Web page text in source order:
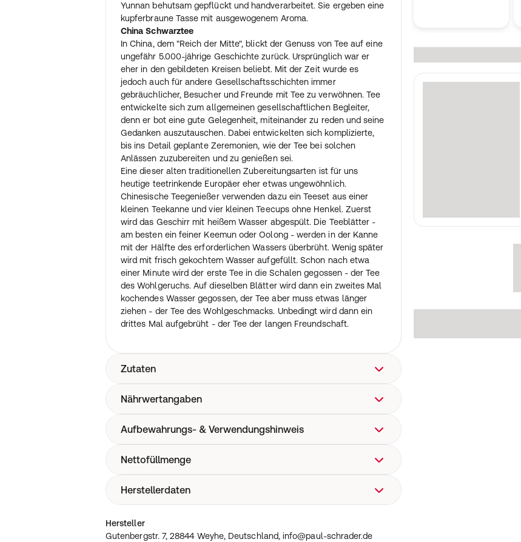
Yunnan behutsam gepflückt und handverarbeitet. Sie ergeben eine
kupferbraune Tasse mit ausgewogenem Aroma.
China Schwarztee
In China, dem "Reich der Mitte", blickt der Genuss von Tee auf eine
ungefähr 5.000-jährige Geschichte zurück. Ursprünglich war er
eher in den gebildeten Kreisen beliebt. Mit der Zeit wurde es
jedoch auch für andere Gesellschaftsschichten immer
gebräuchlicher, Besucher und Freunde mit Tee zu verwöhnen. Tee
entwickelte sich zum allgemeinen gesellschaftlichen Begleiter,
denn er bot eine gute Gelegenheit, miteinander zu reden und seine
Gedanken auszutauschen. Dabei entwickelten sich komplizierte,
bis ins Detail geplante Zeremonien, wie der Tee bei solchen
Anlässen zuzubereiten und zu genießen sei.
Eine dieser alten traditionellen Zubereitungsarten ist für uns
heutige teetrinkende Europäer eher etwas ungewöhnlich.
Chinesische Teegenießer verwenden dazu ein Teeset aus einer
kleinen Teekanne und vier kleinen Teecups ohne Henkel. Zuerst
wird das Geschirr mit heißem Wasser abgespült. Die Teeblätter -
am besten ein feiner Keemun oder Oolong - werden in der Kanne
mit der Hälfte des erforderlichen Wassers überbrüht. Wenig später
wird mit frisch gekochtem Wasser aufgefüllt. Schon nach etwa
einer Minute wird der erste Tee in die Schalen gegossen - der Tee
des Wohlgeruchs. Auf dieselben Blätter wird dann ein zweites Mal
kochendes Wasser gegossen, der Tee aber muss etwas länger
ziehen - der Tee des Wohlgeschmacks. Unbedingt wird dann ein
drittes Mal aufgebrüht - der Tee der langen Freundschaft.
Zutaten
Schwarztee aus kontrolliert biologischem Anbau.
Nährwertangaben
Ohne Nährwertangaben
Aufbewahrungs- & Verwendungshinweis
Kühl & trocken
Nettofüllmenge
0.1kg
Herstellerdaten
Gutenbergstr. 7, 28844 Weyhe, Deutschland, info@paul-
schrader.de
Hersteller
Gutenbergstr. 7, 28844 Weyhe, Deutschland, info@paul-schrader.de